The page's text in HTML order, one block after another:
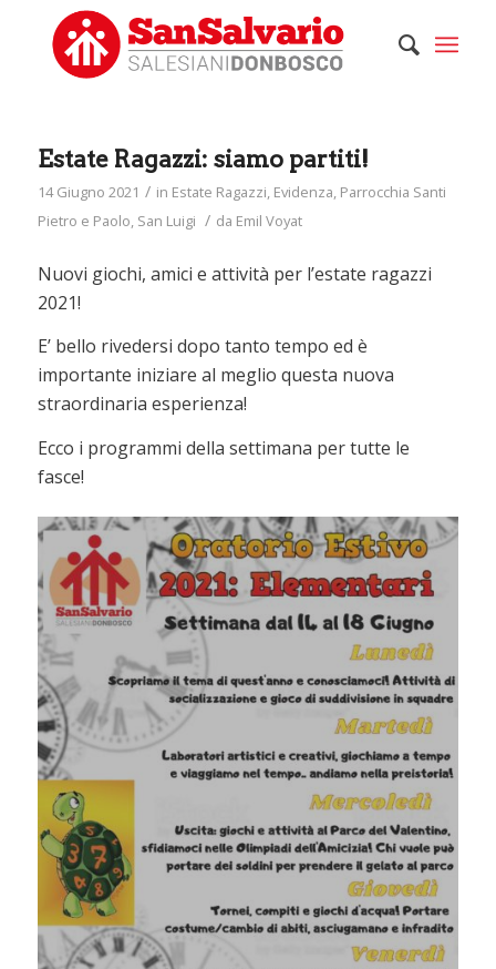
Estate Ragazzi: siamo partiti!
14 Giugno 2021 / in Estate Ragazzi, Evidenza, Parrocchia Santi
Pietro e Paolo, San Luigi / da Emil Voyat
Nuovi giochi, amici e attività per l’estate ragazzi
2021!
E’ bello rivedersi dopo tanto tempo ed è
importante iniziare al meglio questa nuova
straordinaria esperienza!
Ecco i programmi della settimana per tutte le
fasce!